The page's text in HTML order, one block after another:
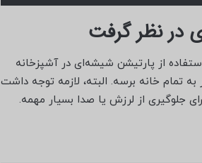
در نظر گرفت
داخلی یک آپارتمان ۱۰۰ متری داشتم، استفاده از پارتیشن شیشه‌ای در آشپزخانه
تمام خانه برسه. البته، لازمه توجه داشت
از لرزش یا صدا بسیار مهمه.